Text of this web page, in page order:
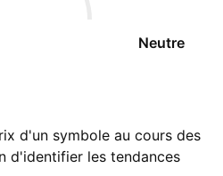
Neutre
d'un symbole au cours des
d'identifier les tendances